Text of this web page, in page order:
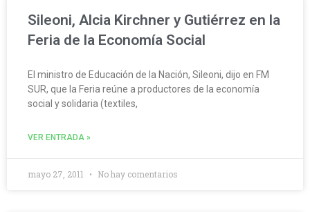
Sileoni, Alcia Kirchner y Gutiérrez en la
Feria de la Economía Social
El ministro de Educación de la Nación, Sileoni, dijo en FM
SUR, que la Feria reúne a productores de la economía
social y solidaria (textiles,
VER ENTRADA »
mayo 27, 2011 No hay comentarios